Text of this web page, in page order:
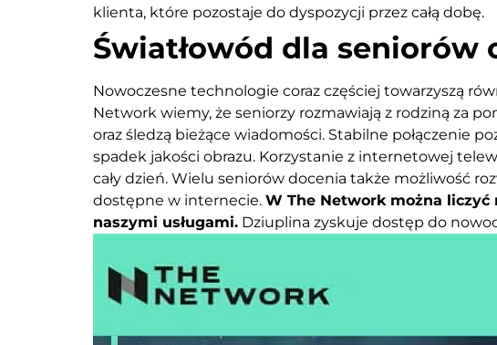
klienta, które pozostaje do dyspozycji przez całą dobę.
Światłowód dla seniorów
Nowoczesne technologie coraz częściej towarzyszą
Network wiemy, że seniorzy rozmawiają z rodziną za
oraz śledzą bieżące wiadomości. Stabilne połączenie
spadek jakości obrazu. Korzystanie z internetowej
cały dzień. Wielu seniorów docenia także możliwość
dostępne w internecie. W The Network można
naszymi usługami. Dziuplina zyskuje dostęp do